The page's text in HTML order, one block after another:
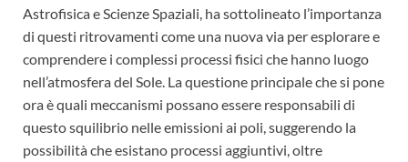
Astrofisica e Scienze Spaziali, ha sottolineato l’importanza
di questi ritrovamenti come una nuova via per esplorare e
comprendere i complessi processi fisici che hanno luogo
nell’atmosfera del Sole. La questione principale che si pone
ora è quali meccanismi possano essere responsabili di
questo squilibrio nelle emissioni ai poli, suggerendo la
possibilità che esistano processi aggiuntivi, oltre